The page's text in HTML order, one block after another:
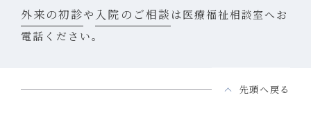
外来の初診や 入院のご相談 は医療福祉相談室へお
電話ください。
先頭へ戻る